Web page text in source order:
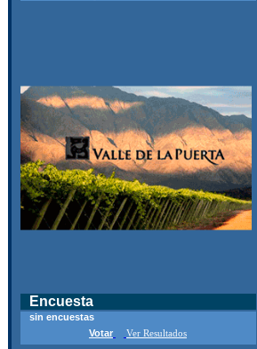
Encuesta
sin encuestas
Votar
Ver Resultados